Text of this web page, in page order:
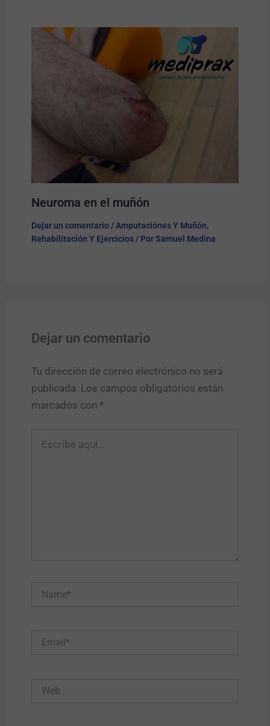
Neuroma en el muñón
Dejar un comentario /Amputaciónes Y Muñón,
Rehabilitación Y Ejercicios/ PorSamuel Medina
Dejar un comentario
Tu dirección de correo electrónico no será
publicada. Los campos obligatorios están
marcados con *
aquí...